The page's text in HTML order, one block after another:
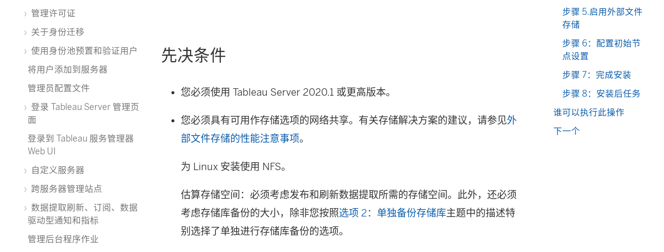
管理许可证
关于身份迁移
使用身份池预置和验证用户
将用户添加到服务器
管理员配置文件
登录 Tableau Server 管理页
面
登录到 Tableau 服务管理器
Web UI
自定义服务器
跨服务器管理站点
数据提取刷新、订阅、数据
驱动型通知和指标
管理后台程序作业
先决条件
您必须使用 Tableau Server 2020.1 或更高版本。
您必须具有可用作存储选项的网络共享。有关存储解决方案的建议，请参见外
部文件存储的性能注意事项。
为 Linux 安装使用 NFS。
估算存储空间：必须考虑发布和刷新数据提取所需的存储空间。此外，还必须
考虑存储库备份的大小，除非您按照选项 2：单独备份存储库主题中的描述特
别选择了单独进行存储库备份的选项。
步骤 5.启用外部文件
存储
步骤 6：配置初始节
点设置
步骤 7：完成安装
步骤 8：安装后任务
谁可以执行此操作
下一个